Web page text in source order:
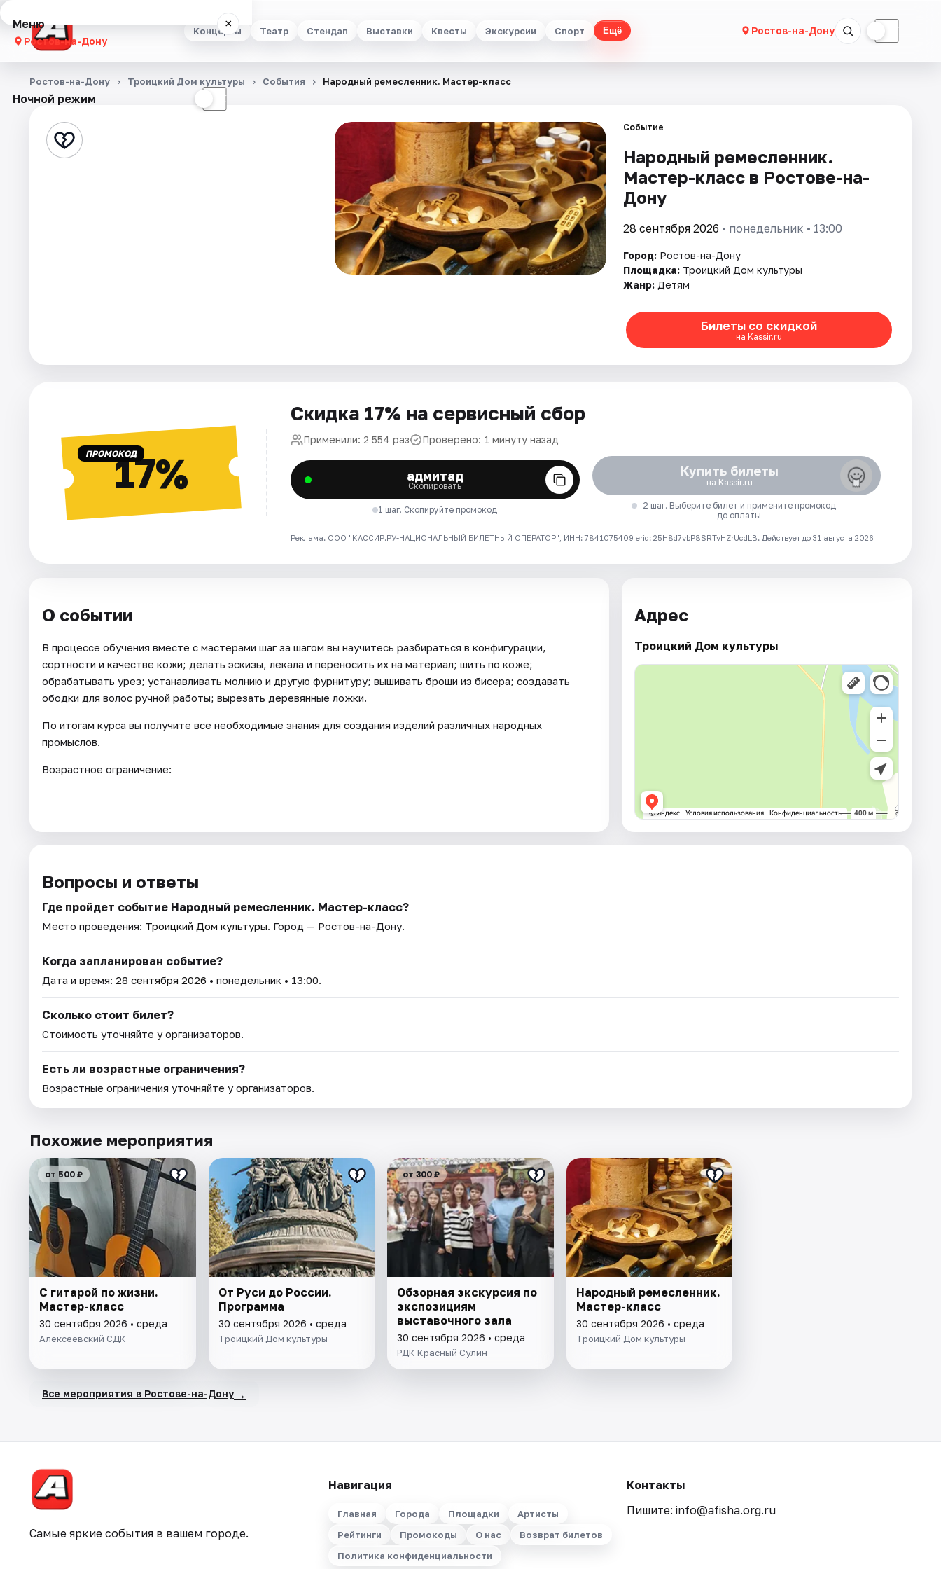
Концерты Театр Стендап Выставки Квесты Экскурсии Спорт Ещё Ростов-на-Дону ☾
Меню ×
Ростов-на-Дону
Концерты
Стендап
Рейтинги
Ночной режим ☾
Ростов-на-Дону Троицкий Дом культуры События Народный ремесленник. Мастер-класс
Событие
Народный ремесленник.
Мастер-класс в Ростове-на-
Дону
28 сентября 2026 • понедельник • 13:00
Город: Ростов-на-Дону
Площадка: Троицкий Дом культуры
Жанр: Детям
Билеты со скидкой
на Kassir.ru
ПРОМОКОД17%
Скидка 17% на сервисный сбор
Применили: 2 554 раз Проверено: 1 минуту назад
адмитад
Скопировать
1 шаг. Скопируйте промокод
Купить билеты
на Kassir.ru
2 шаг. Выберите билет и примените промокод
до оплаты
Реклама. ООО "КАССИР.РУ-НАЦИОНАЛЬНЫЙ БИЛЕТНЫЙ ОПЕРАТОР", ИНН: 7841075409 erid: 25H8d7vbP8SRTvHZrUcdLB. Действует до 31 августа 2026
О событии
В процессе обучения вместе с мастерами шаг за шагом вы научитесь разбираться в конфигурации,
сортности и качестве кожи; делать эскизы, лекала и переносить их на материал; шить по коже;
обрабатывать урез; устанавливать молнию и другую фурнитуру; вышивать броши из бисера; создавать
ободки для волос ручной работы; вырезать деревянные ложки.
По итогам курса вы получите все необходимые знания для создания изделий различных народных
промыслов.
Возрастное ограничение:
Адрес
Троицкий Дом культуры
Вопросы и ответы
Где пройдет событие Народный ремесленник. Мастер-класс?
Место проведения: Троицкий Дом культуры. Город — Ростов-на-Дону.
Когда запланирован событие?
Дата и время: 28 сентября 2026 • понедельник • 13:00.
Сколько стоит билет?
Стоимость уточняйте у организаторов.
Есть ли возрастные ограничения?
Возрастные ограничения уточняйте у организаторов.
Похожие мероприятия
от 500 ₽
С гитарой по жизни.
Мастер-класс
30 сентября 2026 • среда
Алексеевский СДК
От Руси до России.
Программа
30 сентября 2026 • среда
Троицкий Дом культуры
от 300 ₽
Обзорная экскурсия по
экспозициям
выставочного зала
30 сентября 2026 • среда
РДК Красный Сулин
Народный ремесленник.
Мастер-класс
30 сентября 2026 • среда
Троицкий Дом культуры
Все мероприятия в Ростове-на-Дону→
Самые яркие события в вашем городе.
Навигация
Главная Города Площадки
Артисты
Рейтинги
Промокоды О нас
Возврат билетов
Политика конфиденциальности
Контакты
Пишите: info@afisha.org.ru